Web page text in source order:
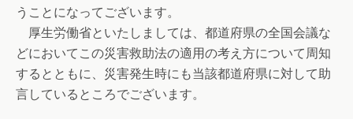
うことになってございます。
厚生労働省といたしましては、都道府県の全国会議な
どにおいてこの災害救助法の適用の考え方について周知
するとともに、災害発生時にも当該都道府県に対して助
言しているところでございます。